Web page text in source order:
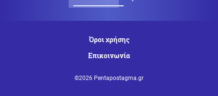
επίθεση σε διυλιστήριο της Aramco
09.08.2026 - 11:37
Όροι χρήσης
Επικοινωνία
©2026 Pentapostagma.gr